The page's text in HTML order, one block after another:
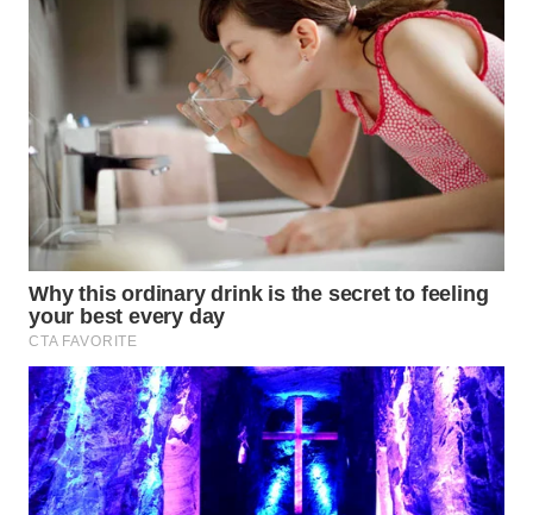
WN
SIMALUNGUN
WN
LABUHANBATU
WN
TAPANULI
TENGAH
WN DELI
SERDANG
WN